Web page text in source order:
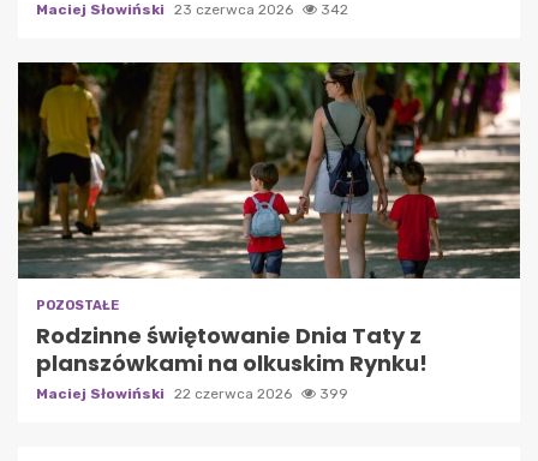
Maciej Słowiński 23 czerwca 2026 342
POZOSTAŁE
Rodzinne świętowanie Dnia Taty z
planszówkami na olkuskim Rynku!
Maciej Słowiński 22 czerwca 2026 399